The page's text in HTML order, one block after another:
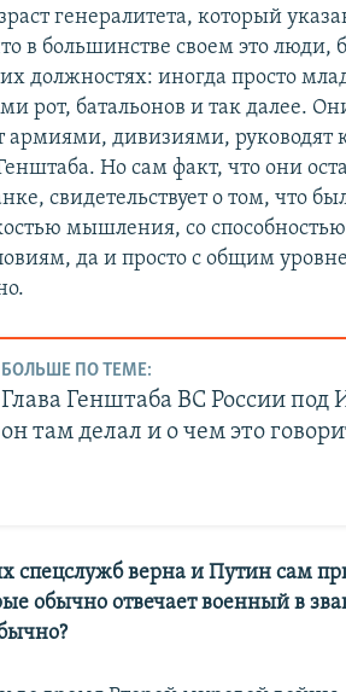
генералитета, который
в большинстве своем это люди,
должностях: иногда просто
рот, батальонов и так далее.
армиями, дивизиями,
Но сам факт, что они
свидетельствует о том, что
мышления, со способностью
да и просто с общим
БОЛЬШЕ ПО ТЕМЕ:
Глава Генштаба ВС России под
он там делал и о чем это
спецслужб верна и Путин сам
обычно отвечает военный в